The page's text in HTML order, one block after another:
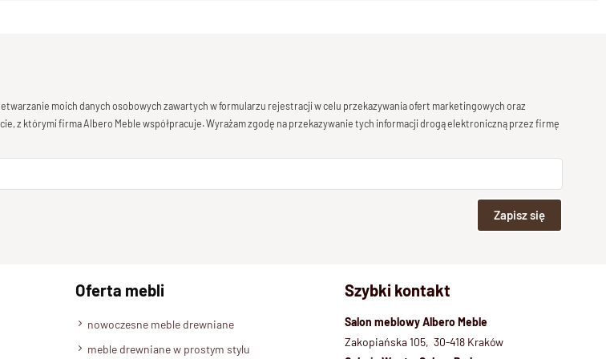
moich danych osobowych zawartych w formularzu rejestracji w celu przekazywania ofert marketingowych oraz
z którymi firma Albero Meble współpracuje. Wyrażam zgodę na przekazywanie tych informacji drogą elektroniczną przez firmę
Zapisz się
Oferta mebli
nowoczesne meble drewniane
meble drewniane w prostym stylu
Szybki kontakt
Salon meblowy Albero Meble
Zakopiańska 105, 30-418 Kraków